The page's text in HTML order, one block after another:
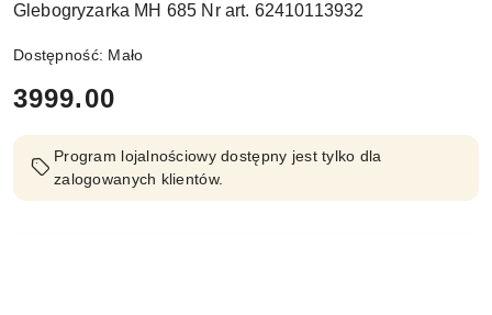
Glebogryzarka MH 685 Nr art. 62410113932
Dostępność: Mało
cena:
3999.00
Program lojalnościowy dostępny jest tylko dla
zalogowanych klientów.